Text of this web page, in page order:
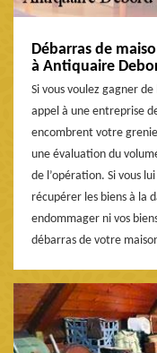
Débarras de
à Antiquaire
Si vous voulez gagner
appel à une entreprise
encombrent votre
une évaluation du
de l’opération. Si vous
récupérer les biens à la
endommager ni vos
débarras de votre